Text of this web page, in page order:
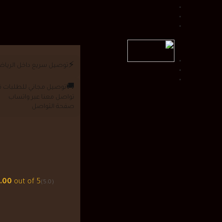
⚡ توصيل سريع داخل
🚚توصيل مجاني للطلبات فوق
تواصل معنا عبر واتساب
صفحة التواصل
out of 5(5.0)